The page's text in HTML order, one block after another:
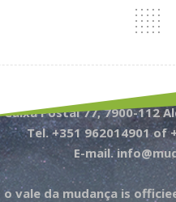
Caixa Postal 77, 7900-112
Tel. +351 962014901 of
E-mail.
o vale da mudança is